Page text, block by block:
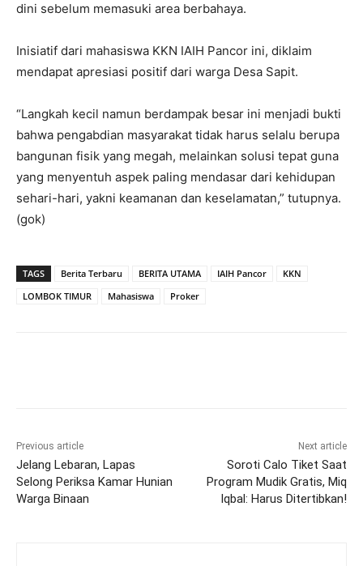
dini sebelum memasuki area berbahaya.
Inisiatif dari mahasiswa KKN IAIH Pancor ini, diklaim
mendapat apresiasi positif dari warga Desa Sapit.
“Langkah kecil namun berdampak besar ini menjadi bukti
bahwa pengabdian masyarakat tidak harus selalu berupa
bangunan fisik yang megah, melainkan solusi tepat guna
yang menyentuh aspek paling mendasar dari kehidupan
sehari-hari, yakni keamanan dan keselamatan,” tutupnya.
(gok)
TAGS Berita Terbaru BERITA UTAMA IAIH Pancor
KKN
LOMBOK TIMUR
Mahasiswa Proker
Previous article
Jelang Lebaran, Lapas
Selong Periksa Kamar Hunian
Warga Binaan
Next article
Soroti Calo Tiket Saat
Program Mudik Gratis, Miq
Iqbal: Harus Ditertibkan!